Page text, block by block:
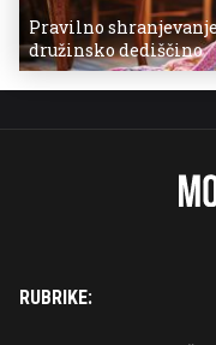
Pravilno
družinsko dediščino
RUBRIKE: